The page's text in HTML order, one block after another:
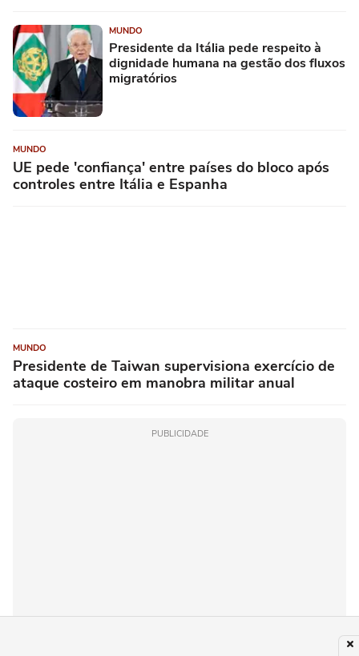
MUNDO
Presidente da Itália pede respeito à
dignidade humana na gestão dos fluxos
migratórios
MUNDO
UE pede 'confiança' entre países do bloco após
controles entre Itália e Espanha
MUNDO
Presidente de Taiwan supervisiona exercício de
ataque costeiro em manobra militar anual
PUBLICIDADE